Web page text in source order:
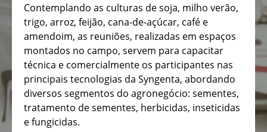
Contemplando as culturas de soja, milho verão,
trigo, arroz, feijão, cana-de-açúcar, café e
amendoim, as reuniões, realizadas em espaços
montados no campo, servem para capacitar
técnica e comercialmente os participantes nas
principais tecnologias da Syngenta, abordando
diversos segmentos do agronegócio: sementes,
tratamento de sementes, herbicidas, inseticidas
e fungicidas.